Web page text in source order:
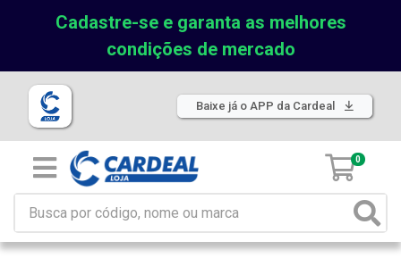
Cadastre-se e garanta as melhores
condições de mercado
Baixe já o APP da Cardeal
0